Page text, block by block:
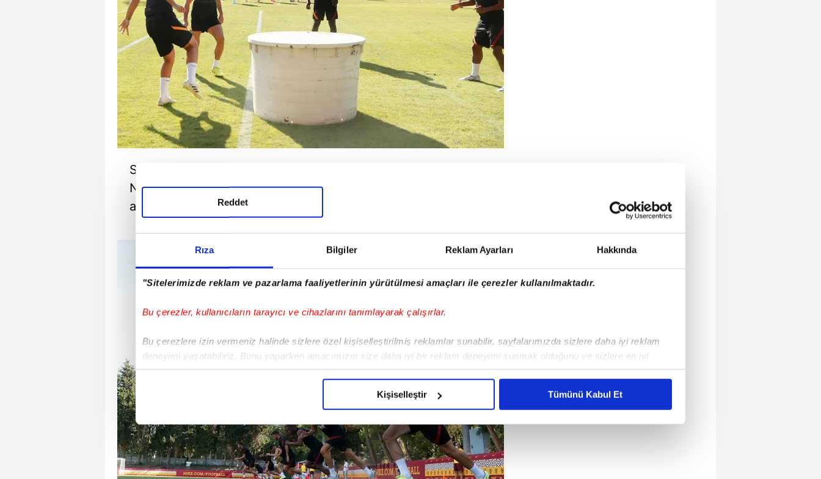
Rıza Bilgiler Reklam Ayarları Hakkında
"Sitelerimizde reklam ve pazarlama faaliyetlerinin yürütülmesi amaçları ile çerezler kullanılmaktadır.
Bu çerezler, kullanıcıların tarayıcı ve cihazlarını tanımlayarak çalışırlar.
Bu çerezlere izin vermeniz halinde sizlere özel kişiselleştirilmiş reklamlar sunabilir, sayfalarımızda sizlere daha iyi reklam
deneyimi yaşatabiliriz. Bunu yaparken amacımızın size daha iyi bir reklam deneyimi sunmak olduğunu ve sizlere en iyi
içerikleri sunabilmek adına elimizden gelen çabayı gösterdiğimizi ve bu noktada, reklamların maliyetlerimizi karşılamak
Sizlere daha iyi bir hizmet sunabilmek için İnternet Sitemizde kendimize ve üçüncü kişilere ait çerezler kullanılmaktadır. Bu
çerezler vasıtasıyla çeşitli kişisel verileriniz işlenmekte olup gerekli olan çerezler bilgi toplumu hizmetlerinin sunulması
amacıyla kullanılmaktadır. Diğer çerezler, sitemizin daha işlevsel kılınması ve kişiselleştirilmesi ve sizlere yönelik
Reddet
Kişiselleştir Tümünü Kabul Et
Sarı-kırmızılı ekipte, geçtiğimiz sezon orta sahada forma giyen
Nzonzi, Michael Seri, Mario Lemina ve Selçuk İnan ile yollar
ayrıldı.